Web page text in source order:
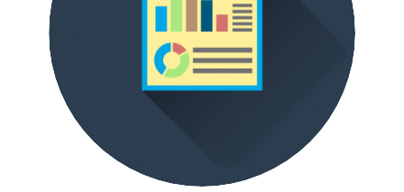
קורס מתחילים – פרסום
בגוגל אדס לבעלי עסקים